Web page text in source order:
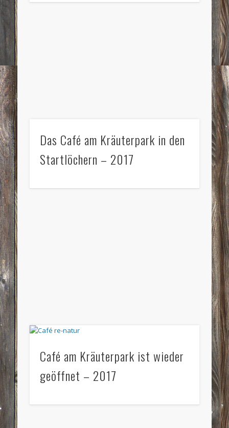
Das Café am Kräuterpark in den
Startlöchern – 2017
Café am Kräuterpark ist wieder
geöffnet – 2017